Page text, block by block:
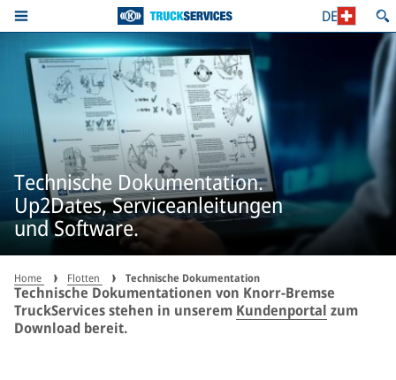
DE
Technische Dokumentation.
Up2Dates, Serviceanleitungen
und Software.
Home Flotten Technische Dokumentation
Technische Dokumentationen von Knorr-Bremse
TruckServices stehen in unserem Kundenportal zum
Download bereit.